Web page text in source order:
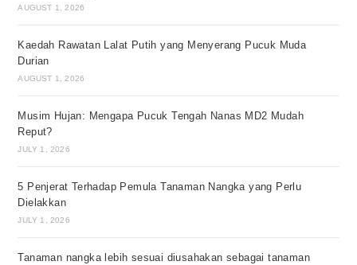
AUGUST 1, 2026
Kaedah Rawatan Lalat Putih yang Menyerang Pucuk Muda
Durian
AUGUST 1, 2026
Musim Hujan: Mengapa Pucuk Tengah Nanas MD2 Mudah
Reput?
JULY 1, 2026
5 Penjerat Terhadap Pemula Tanaman Nangka yang Perlu
Dielakkan
JULY 1, 2026
Tanaman nangka lebih sesuai diusahakan sebagai tanaman